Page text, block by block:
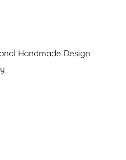
Handmade Design